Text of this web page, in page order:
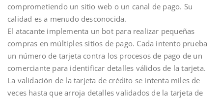
comprometiendo un sitio web o un canal de pago. Su
calidad es a menudo desconocida.
El atacante implementa un bot para realizar pequeñas
compras en múltiples sitios de pago. Cada intento prueba
un número de tarjeta contra los procesos de pago de un
comerciante para identificar detalles válidos de la tarjeta.
La validación de la tarjeta de crédito se intenta miles de
veces hasta que arroja detalles validados de la tarjeta de